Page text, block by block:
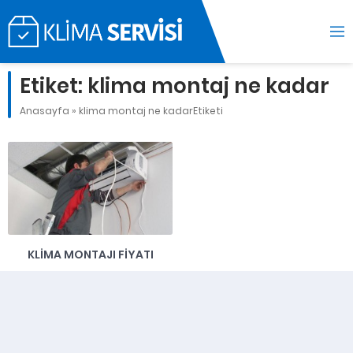
Etiket: klima montaj ne kadar
Anasayfa » klima montaj ne kadarEtiketi
KLIMA MONTAJI FIYATI